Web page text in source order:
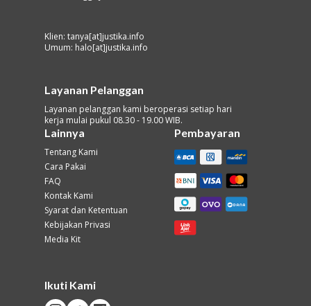
Klien: tanya[at]justika.info
Umum: halo[at]justika.info
Layanan Pelanggan
Layanan pelanggan kami beroperasi setiap hari
kerja mulai pukul 08.30 - 19.00 WIB.
Lainnya
Tentang Kami
Cara Pakai
FAQ
Kontak Kami
Syarat dan Ketentuan
Kebijakan Privasi
Media Kit
Ikuti Kami
Pembayaran